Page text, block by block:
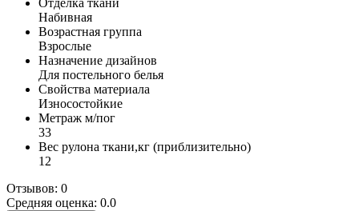
Отделка ткани
Набивная
Возрастная группа
Взрослые
Назначение дизайнов
Для постельного белья
Свойства материала
Износостойкие
Метраж м/пог
33
Вес рулона ткани,кг (приблизительно)
12
Отзывов: 0
Средняя оценка: 0.0